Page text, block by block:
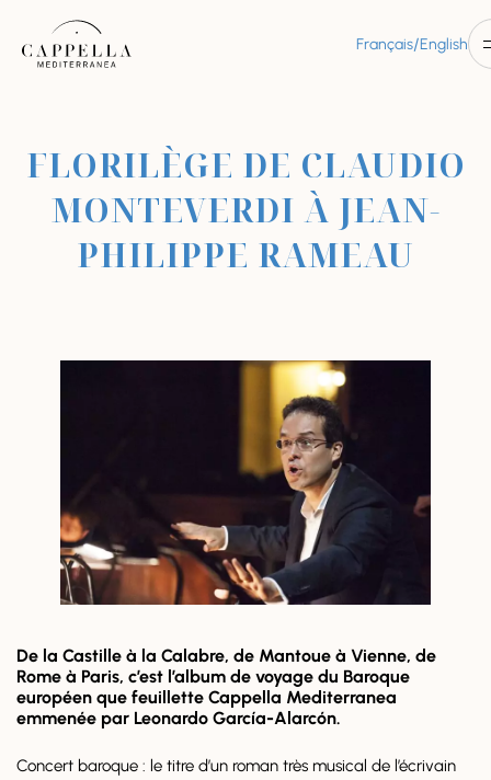
Français/English
FLORILÈGE DE CLAUDIO
MONTEVERDI À JEAN-
PHILIPPE RAMEAU
De la Castille à la Calabre, de Mantoue à Vienne, de
Rome à Paris, c’est l’album de voyage du Baroque
européen que feuillette Cappella Mediterranea
emmenée par Leonardo García-Alarcón.
Concert baroque : le titre d’un roman très musical de l’écrivain